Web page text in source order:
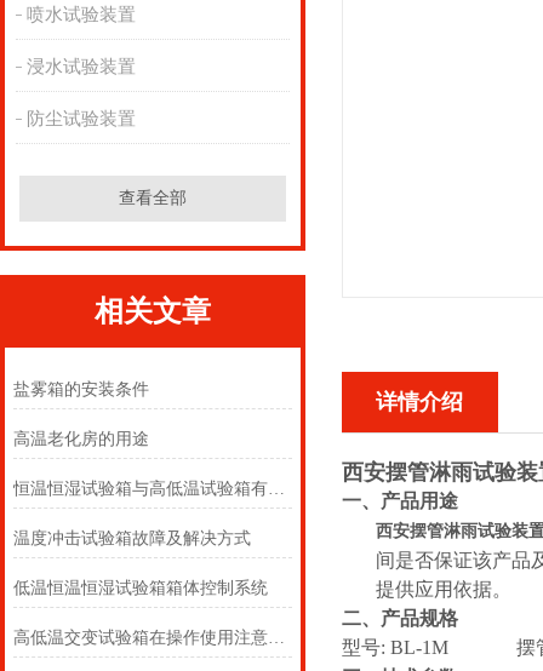
喷水试验装置
浸水试验装置
防尘试验装置
查看全部
相关文章
盐雾箱的安装条件
高温老化房的用途
恒温恒湿试验箱与高低温试验箱有什么区别？
温度冲击试验箱故障及解决方式
低温恒温恒湿试验箱箱体控制系统
高低温交变试验箱在操作使用注意事项
详情介绍
西安摆管淋雨试验
一、产品用途
西安摆管淋雨试验装
间是否保证该产品
提供应用依据。
二、产品规格
型号: BL-1M
摆管